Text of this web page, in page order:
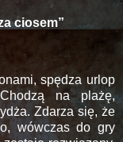
ciosem”
spędza urlop
na plażę,
Zdarza się, że
wówczas do gry